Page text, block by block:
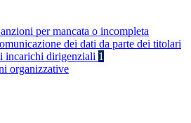
per mancata o incompleta
dei dati da parte dei titolari
incarichi dirigenziali 1
organizzative